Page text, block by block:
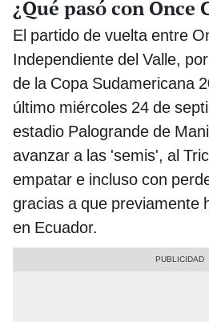
¿Qué pasó con Once
El partido de vuelta entre
Independiente del Valle,
de la Copa Sudamericana
último miércoles 24 de
estadio Palogrande de
avanzar a las 'semis', al
empatar e incluso con
gracias a que previamente
en Ecuador.